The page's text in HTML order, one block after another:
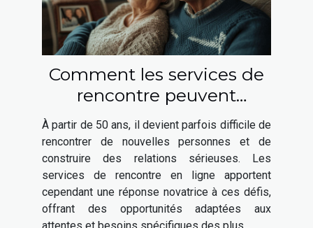
Comment les services de
rencontre peuvent
favoriser les relations
sérieuses après 50 ans
À partir de 50 ans, il devient parfois difficile de
rencontrer de nouvelles personnes et de
construire des relations sérieuses. Les
services de rencontre en ligne apportent
cependant une réponse novatrice à ces défis,
offrant des opportunités adaptées aux